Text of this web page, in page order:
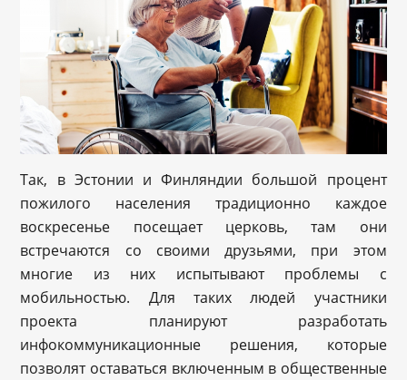
Так, в Эстонии и Финляндии большой процент
пожилого населения традиционно каждое
воскресенье посещает церковь, там они
встречаются со своими друзьями, при этом
многие из них испытывают проблемы с
мобильностью. Для таких людей участники
проекта планируют разработать
инфокоммуникационные решения, которые
позволят оставаться включенным в общественные